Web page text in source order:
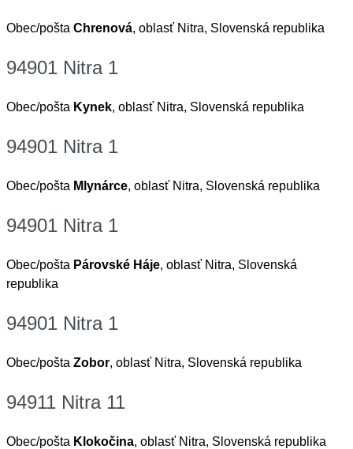
Obec/pošta Chrenová, oblasť Nitra, Slovenská republika
94901 Nitra 1
Obec/pošta Kynek, oblasť Nitra, Slovenská republika
94901 Nitra 1
Obec/pošta Mlynárce, oblasť Nitra, Slovenská republika
94901 Nitra 1
Obec/pošta Párovské Háje, oblasť Nitra, Slovenská
republika
94901 Nitra 1
Obec/pošta Zobor, oblasť Nitra, Slovenská republika
94911 Nitra 11
Obec/pošta Klokočina, oblasť Nitra, Slovenská republika